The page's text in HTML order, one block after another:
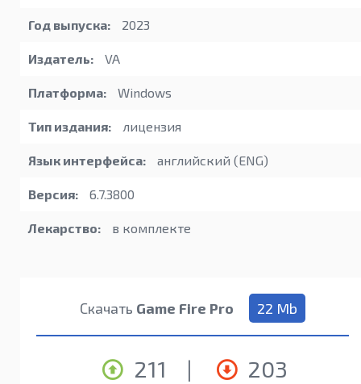
Год выпуска: 2023
Издатель: VA
Платформа: Windows
Тип издания: лицензия
Язык интерфейса: английский (ENG)
Версия: 6.7.3800
Лекарство: в комплекте
Скачать Game Fire Pro 22 Mb
211 | 203